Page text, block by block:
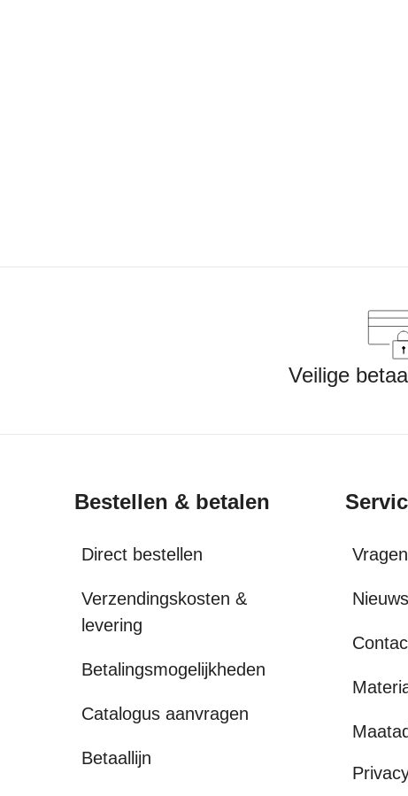
Veilige
Bestellen & betalen
Direct bestellen
Verzendingskosten &
levering
Betalingsmogelijkheden
Catalogus aanvragen
Betaallijn